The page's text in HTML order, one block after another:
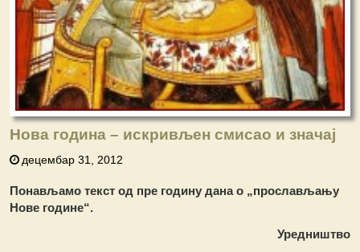
Нова година – искривљен смисао и значај
децембар 31, 2012
Понављамо текст од пре годину дана о „прослављању
Нове године“.
Уредништво